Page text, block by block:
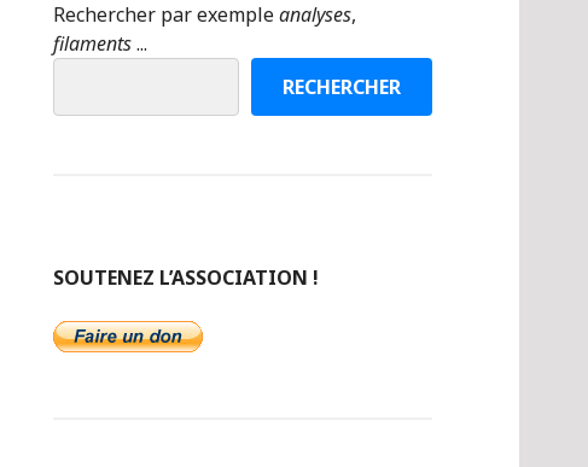
Rechercher par exempleanalyses,
filaments...
RECHERCHER
SOUTENEZ L’ASSOCIATION !